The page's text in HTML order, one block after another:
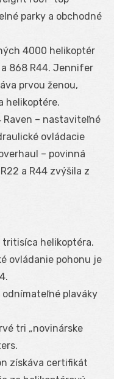
parky a obchodné
4000 helikoptér
a 868 R44. Jennifer
prvou ženou,
helikoptére.
Raven – nastaviteľné
ovládacie
– povinná
a R44 zvýšila z
tritisíca helikoptéra.
ovládanie pohonu je
odnímateľné plaváky
tri „novinárske
získáva certifikát